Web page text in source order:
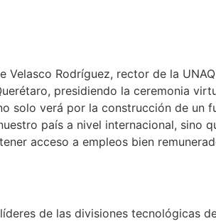
Velasco Rodríguez, rector de la
presidiendo la ceremonia
solo verá por la construcción de un
país a nivel internacional, sino
acceso a empleos bien
de las divisiones tecnológicas